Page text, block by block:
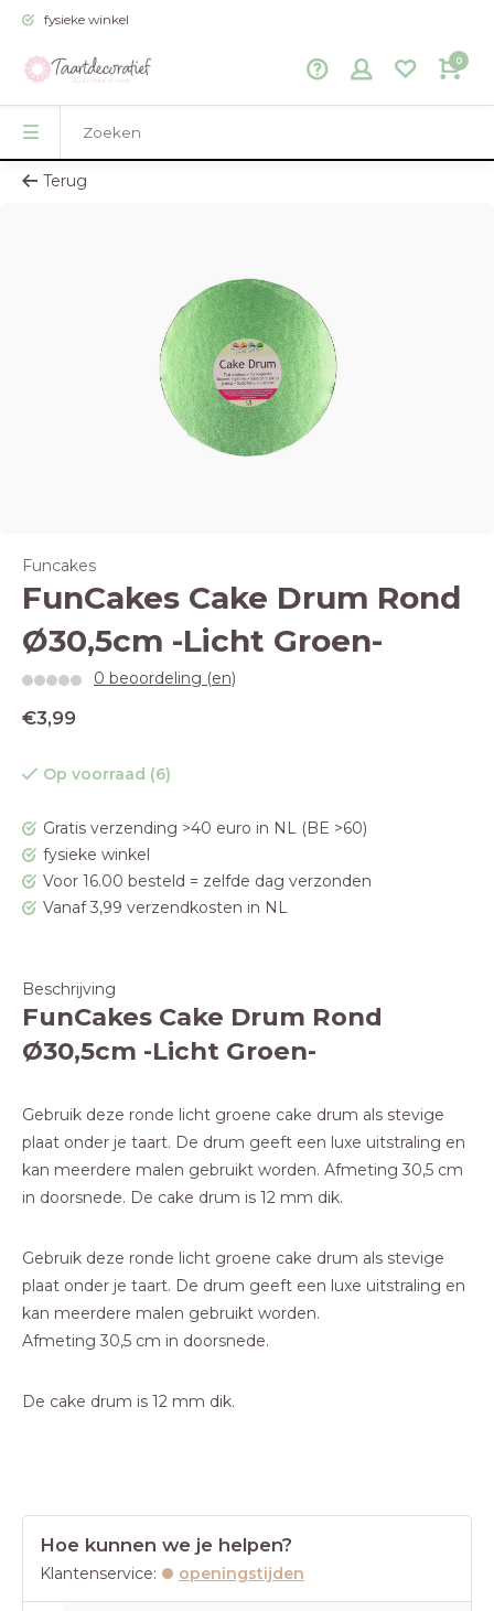
fysieke winkel
0
Terug
Funcakes
FunCakes Cake Drum Rond
Ø30,5cm -Licht Groen-
0 beoordeling (en)
€3,99
Op voorraad (6)
Gratis verzending >40 euro in NL (BE >60)
fysieke winkel
Voor 16.00 besteld = zelfde dag verzonden
Vanaf 3,99 verzendkosten in NL
Beschrijving
FunCakes Cake Drum Rond
Ø30,5cm -Licht Groen-
Gebruik deze ronde licht groene cake drum als stevige
plaat onder je taart. De drum geeft een luxe uitstraling en
kan meerdere malen gebruikt worden. Afmeting 30,5 cm
in doorsnede. De cake drum is 12 mm dik.
Gebruik deze ronde licht groene cake drum als stevige
plaat onder je taart. De drum geeft een luxe uitstraling en
kan meerdere malen gebruikt worden.
Afmeting 30,5 cm in doorsnede.
De cake drum is 12 mm dik.
Hoe kunnen we je helpen?
Klantenservice: openingstijden